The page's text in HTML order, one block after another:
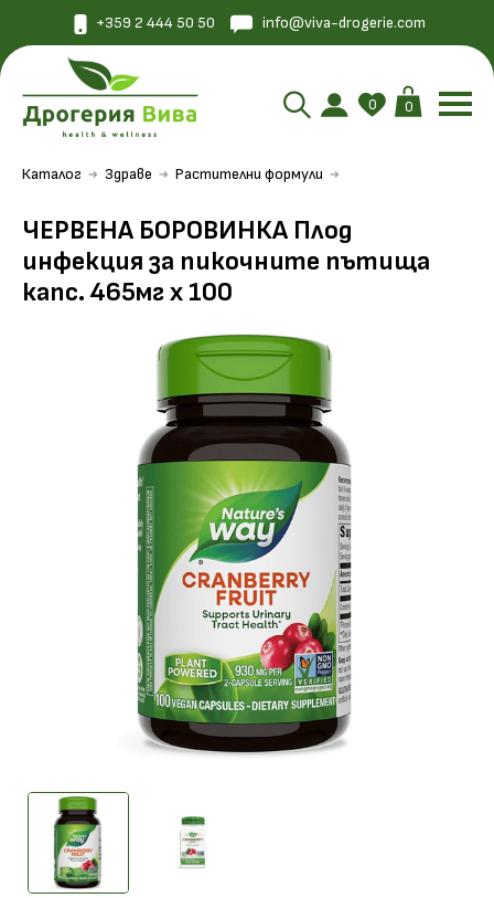
+359 2 444 50 50 info@viva-drogerie.com
0 0
Каталог Здраве Растителни формули
ЧЕРВЕНА БОРОВИНКА Плод
инфекция за пикочните пътища
капс. 465мг х 100